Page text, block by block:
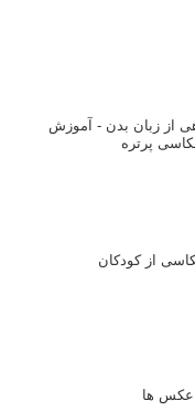
از زبان بدن - آموزش
از کودکان